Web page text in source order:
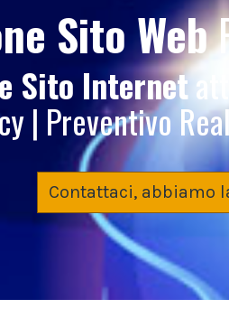
Sito Web
Sito Internet
| Preventivo
Contattaci, abbiamo